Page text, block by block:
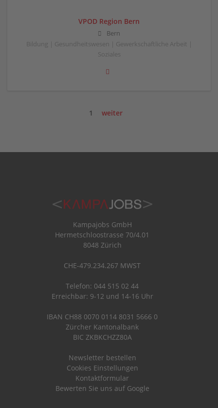
VPOD Region Bern
Bern
Bildung | Gesundheitswesen | Gewerkschaftliche Arbeit |
Soziales
1 weiter
Kampajobs GmbH
Hermetschloostrasse 70/4.01
8048 Zürich
CHE-479.234.267 MWST
Telefon: 044 515 02 44
Erreichbar: 9-12 und 14-16 Uhr
IBAN CH88 0070 0114 8031 5666 0
Zürcher Kantonalbank
BIC ZKBKCHZZ80A
Newsletter bestellen
Cookies Einstellungen
Kontaktformular
Bewerten Sie uns auf Google